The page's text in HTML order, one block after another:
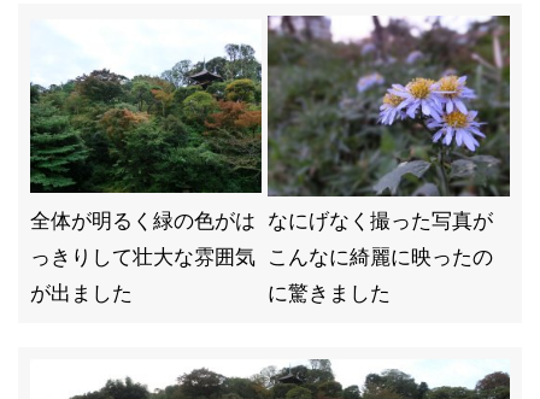
全体が明るく緑の色がは
っきりして壮大な雰囲気
が出ました
なにげなく撮った写真が
こんなに綺麗に映ったの
に驚きました